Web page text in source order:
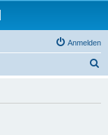
Anmelden